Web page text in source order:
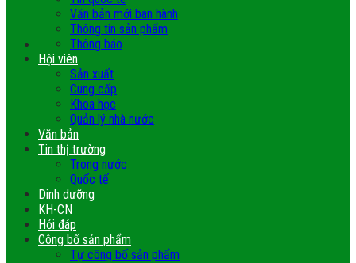
Văn bản mới ban hành
Thông tin sản phẩm
Thông báo
Hội viên
Sản xuất
Cung cấp
Khoa học
Quản lý nhà nước
Văn bản
Tin thị trường
Trong nước
Quốc tế
Dinh dưỡng
KH-CN
Hỏi đáp
Công bố sản phẩm
Tự công bố sản phẩm